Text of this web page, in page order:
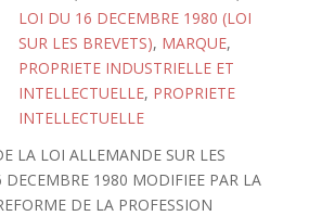
LOI DU 16 DECEMBRE 1980 (LOI
SUR LES BREVETS), MARQUE,
PROPRIETE INDUSTRIELLE ET
INTELLECTUELLE, PROPRIETE
INTELLECTUELLE
LA LOI ALLEMANDE SUR LES
DECEMBRE 1980 MODIFIEE PAR LA
DE LA PROFESSION